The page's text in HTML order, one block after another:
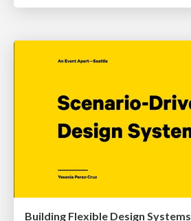
Building Flexible Design Systems